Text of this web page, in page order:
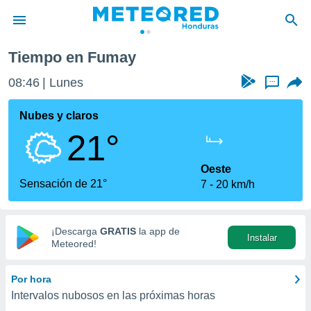
de
ha sido
calidad.
a este
las
y
digital
basada
Tiempo en Fumay
08:46 Lunes ...
Nubes y claros
21°
Sensación de 21°
Oeste
7
20 km/h
¡Descarga GRATIS la app de
Meteored!
Instalar
Por hora
Intervalos nubosos en las próximas horas